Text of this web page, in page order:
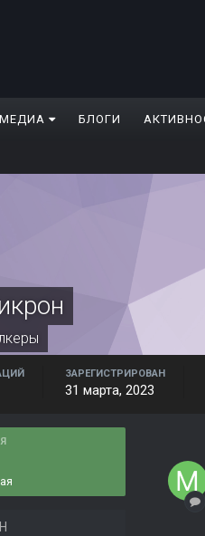
МЕДИА БЛОГИ
ЗАРЕГИСТРИРОВАН
31 марта, 2023